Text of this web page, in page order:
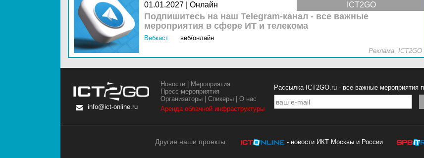
ICT2GO
01.01.2027 | Онлайн
Подпишитесь на наш Telegram-канал - все важные
мероприятия в сфере ИТ и телекома
Вебкаст
веб/онлайн
Реклама. ICT2GO
info@ict-online.ru
Новости
Мероприятия
Пресс-мероприятия
Организаторы |Спикеры |О нас
Аренда облачной инфраструктуры
Рассылка ICT2GO.ru - все важные мероприятия
Другие наши проекты: - новости ИКТ Москвы и России